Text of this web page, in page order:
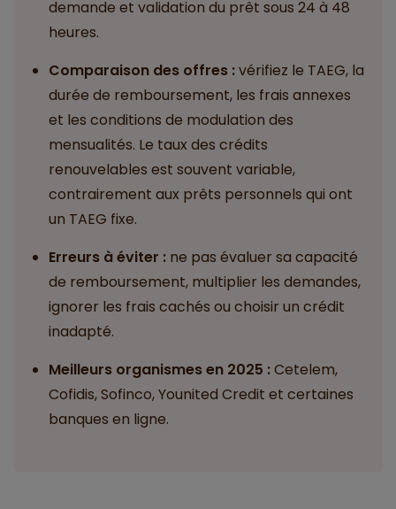
demande et validation du prêt sous 24 à 48
heures.
Comparaison des offres :vérifiez le TAEG, la
durée de remboursement, les frais annexes
et les conditions de modulation des
mensualités. Le taux des crédits
renouvelables est souvent variable,
contrairement aux prêts personnels qui ont
un TAEG fixe.
Erreurs à éviter : ne pas évaluer sa capacité
de remboursement, multiplier les demandes,
ignorer les frais cachés ou choisir un crédit
inadapté.
Meilleurs organismes en 2025 :Cetelem,
Cofidis, Sofinco, Younited Credit et certaines
banques en ligne.